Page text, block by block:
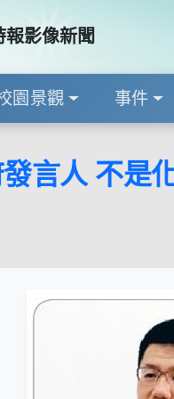
報影像新聞
園景觀 事件
言人 不是